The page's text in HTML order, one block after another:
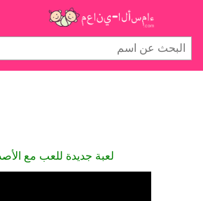
لعبة جديدة للعب مع